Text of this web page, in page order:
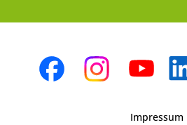
Impressum